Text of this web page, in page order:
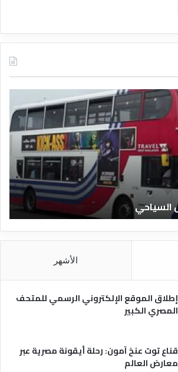
د
ي
ا
ل
ن
ا
د
ق
ا
ل
ر
ي
دليل الفنادق المصرية
الأشهر
إطلاق الموقع الإلكتروني الرسمي للمتحف
المصري الكبير
قناع توت عنخ آمون: رحلة أيقونة مصرية عبر
معارض العالم